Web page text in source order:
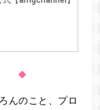
◆
んのこと、プロ